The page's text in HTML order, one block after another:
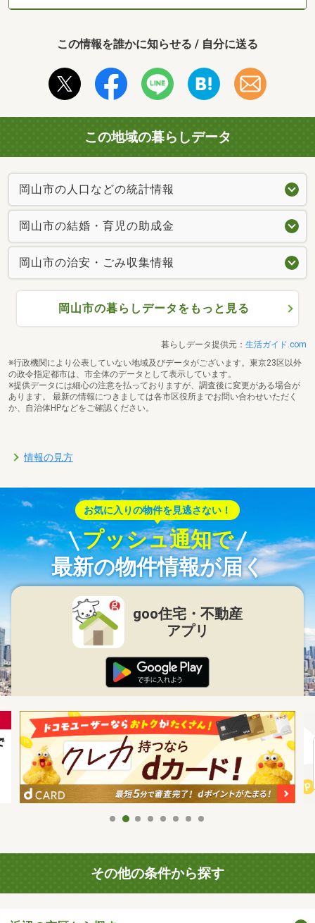
この情報を誰かに知らせる / 自分に送る
この地域の暮らしデータ
岡山市の人口などの統計情報
岡山市の結婚・育児の助成金
岡山市の治安・ごみ収集情報
岡山市の暮らしデータをもっと見る
暮らしデータ提供元： 生活ガイド.com
※行政機関により公表していない地域及びデータがございます。東京23区以外
の政令指定都市は、市全体のデータとして表示しています。
※提供データには細心の注意を払っておりますが、調査後に変更がある場合が
あります。 最新の情報につきましては各市区役所までお問い合わせいただく
か、自治体HPなどをご確認ください。
情報の見方
お気に入りの物件を見逃さない！
プッシュ通知で
最新の物件情報が届く
goo住宅・不動産
アプリ
その他の条件から探す